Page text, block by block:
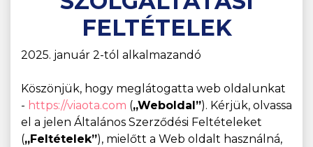
FELTÉTELEK
2025. január 2-tól alkalmazandó
Köszönjük, hogy meglátogatta web oldalunkat
- https://viaota.com („Weboldal”). Kérjük, olvassa
el a jelen Általános Szerződési Feltételeket
(„Feltételek”), mielőtt a Web oldalt használná,